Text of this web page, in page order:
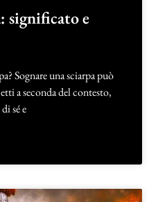
significato e
Sognare una sciarpa può
a seconda del contesto,
sé e